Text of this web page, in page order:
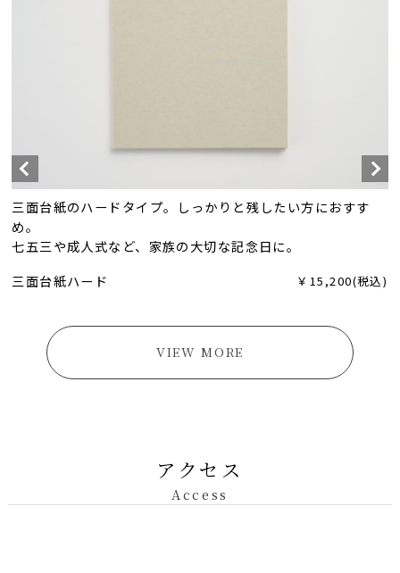
三面台紙のハードタイプ。しっかりと残したい方におすす
め。
七五三や成人式など、家族の大切な記念日に。
三面台紙ハード ￥15,200(税込)
VIEW MORE
アクセス
Access